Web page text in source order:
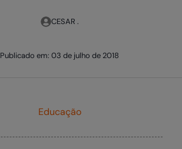
CESAR .
Publicado em: 03 de julho de 2018
Educação